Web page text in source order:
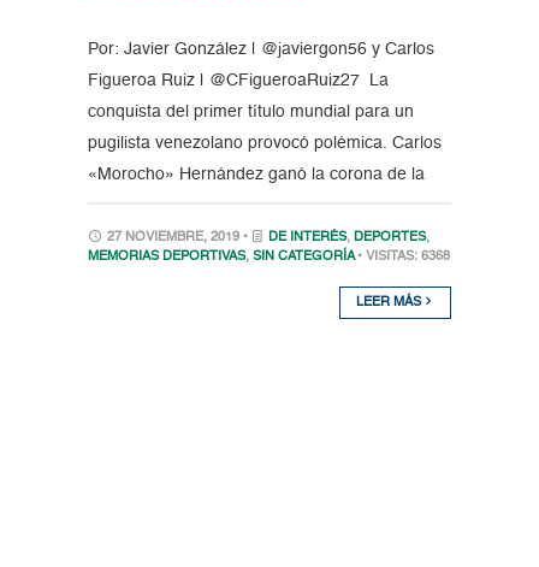
Por: Javier González | @javiergon56 y Carlos
Figueroa Ruiz | @CFigueroaRuiz27 La
conquista del primer título mundial para un
pugilista venezolano provocó polémica. Carlos
«Morocho» Hernández ganó la corona de la
27 NOVIEMBRE, 2019 • DE INTERÉS, DEPORTES,
MEMORIAS DEPORTIVAS, SIN CATEGORÍA • VISITAS: 6368
LEER MÁS